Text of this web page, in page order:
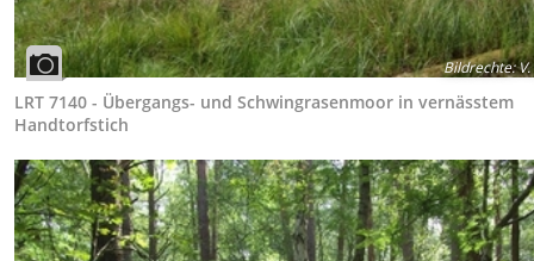
Bildrechte:V.
LRT 7140 - Übergangs- und Schwingrasenmoor in vernässtem
Handtorfstich